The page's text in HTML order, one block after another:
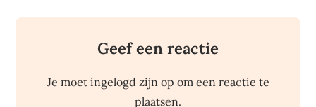
Geef een reactie
Je moet ingelogd zijn op om een reactie te
plaatsen.